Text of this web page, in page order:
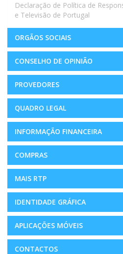
Declaração de Política de
e Televisão de Portugal
ORGÃOS SOCIAIS
CONSELHO DE OPINIÃO
PROVEDORES
QUADRO LEGAL
INFORMAÇÃO FINANCEIRA
COMPRAS
MAIS RTP
IDENTIDADE GRÁFICA
APLICAÇÕES MÓVEIS
CONTACTOS